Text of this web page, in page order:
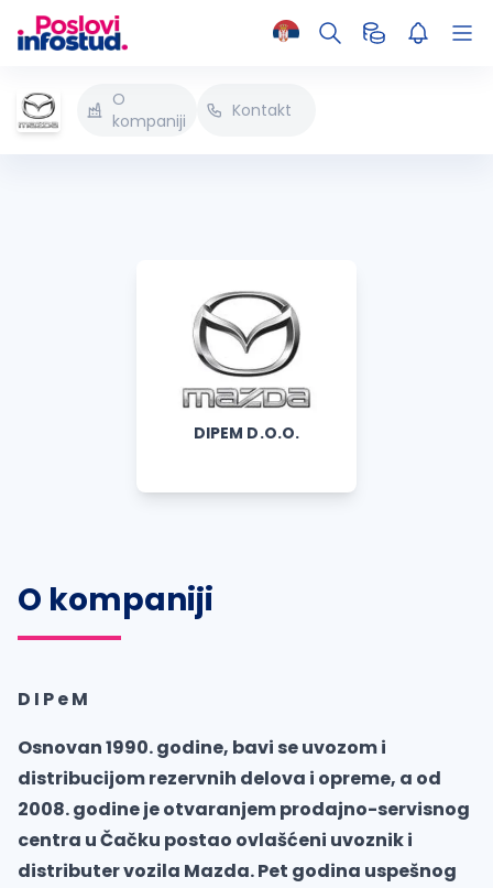
O
kompaniji
Kontakt
DIPEM D.O.O.
O kompaniji
D I P e M
Osnovan 1990. godine, bavi se uvozom i
distribucijom rezervnih delova i opreme, a od
2008. godine je otvaranjem prodajno-servisnog
centra u Čačku postao ovlašćeni uvoznik i
distributer vozila Mazda. Pet godina uspešnog